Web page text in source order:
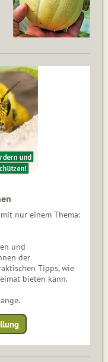
nur einem Thema:
und
der
Tipps, wie
bieten kann.